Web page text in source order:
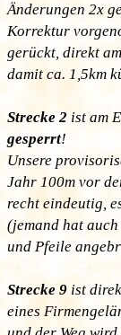
Änderungen 2x
Korrektur
gerückt, direkt
damit ca. 1,5km
Strecke 2 ist am
gesperrt!
Unsere
Jahr 100m vor
recht eindeutig,
(jemand hat
und Pfeile
Strecke 9 ist
eines